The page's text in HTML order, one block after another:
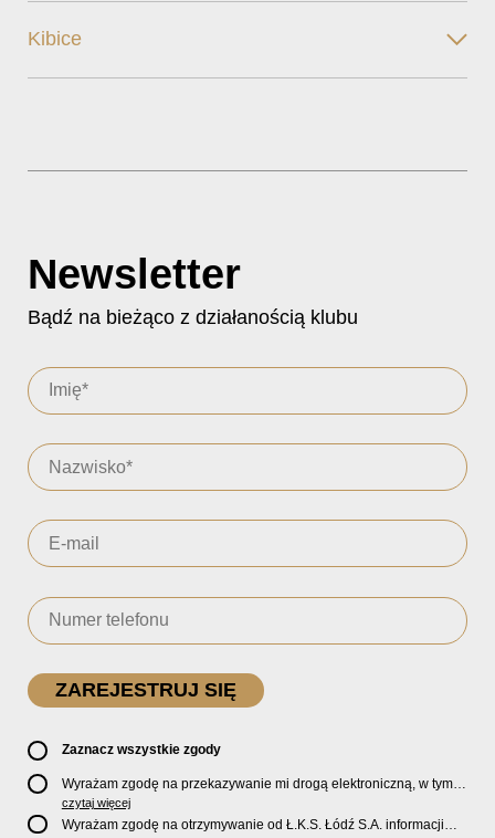
Kibice
Newsletter
Bądź na bieżąco z działanością klubu
Zaznacz wszystkie zgody
Wyrażam zgodę na przekazywanie mi drogą elektroniczną, w tym
pocztą e-mail, oficjalnego newslettera oraz informacji o zniżkach,
promocjach, nowościach, biletach, karnetach, ofercie sklepu U2
czytaj więcej
Wyrażam zgodę na otrzymywanie od Ł.K.S. Łódź S.A. informacji